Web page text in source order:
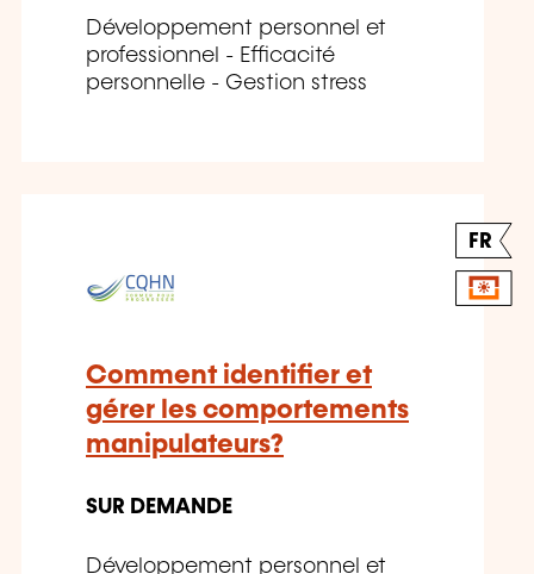
Développement personnel et
professionnel - Efficacité
personnelle - Gestion stress
FR
Comment identifier et
gérer les comportements
manipulateurs?
SUR DEMANDE
Développement personnel et